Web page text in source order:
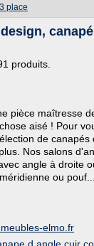
place
produits.
pièce maîtresse
aisé ! Pour
de
Nos salons
angle à droite
ou pouf....
elmo.fr